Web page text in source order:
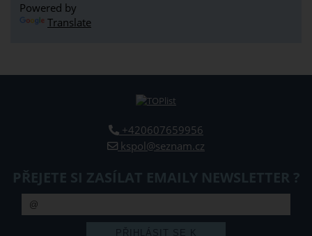
Powered by
Translate
+420607659956
kspol@seznam.cz
PŘEJETE SI ZASÍLAT EMAILY NEWSLETTER ?